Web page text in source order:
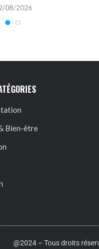
08/2026
Bien-être
@2024 – Tous droits